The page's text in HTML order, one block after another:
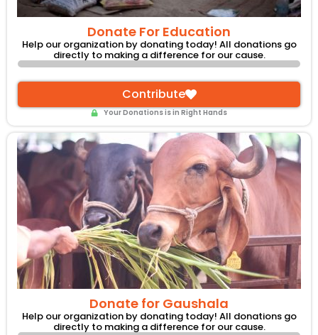
Donate For Education
Help our organization by donating today! All donations go
directly to making a difference for our cause.
Contribute
Your Donations is in Right Hands
Donate for Gaushala
Help our organization by donating today! All donations go
directly to making a difference for our cause.